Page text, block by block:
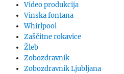
Video produkcija
Vinska fontana
Whirlpool
Zaščitne rokavice
Žleb
Zobozdravnik
Zobozdravnik Ljubljana